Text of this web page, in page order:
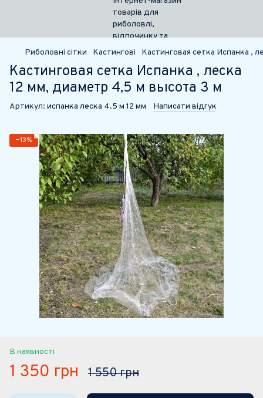
Риболовні сітки Кастингові Кастинговая сетка Испанка ,
Кастинговая сетка Испанка , леска
12 мм, диаметр 4,5 м высота 3 м
Артикул: испанка леска 4.5 м 12 мм Написати відгук
−13%
В наявності
1 350 грн 1 550 грн